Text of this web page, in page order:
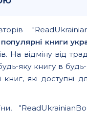
популярні книги
відміну від
яку книгу в
які доступні